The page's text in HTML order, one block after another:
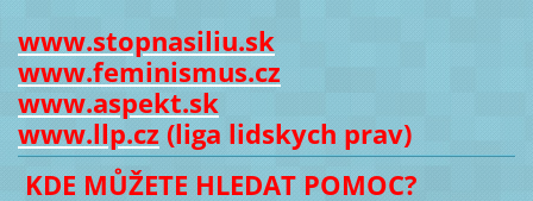
www.stopnasiliu.sk
www.feminismus.cz
www.aspekt.sk
www.llp.cz(liga lidskych prav)
KDE MŮŽETE HLEDAT POMOC?